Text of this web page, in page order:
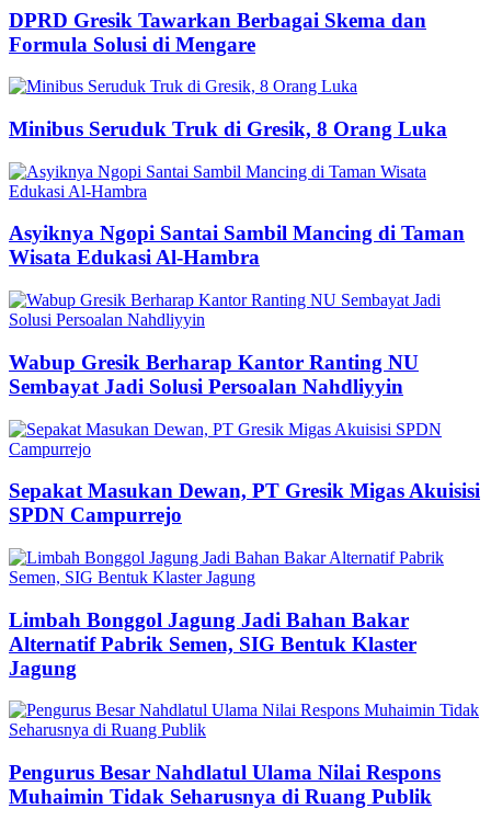
DPRD Gresik Tawarkan Berbagai Skema dan
Formula Solusi di Mengare
Minibus Seruduk Truk di Gresik, 8 Orang Luka
Asyiknya Ngopi Santai Sambil Mancing di Taman
Wisata Edukasi Al-Hambra
Wabup Gresik Berharap Kantor Ranting NU
Sembayat Jadi Solusi Persoalan Nahdliyyin
Sepakat Masukan Dewan, PT Gresik Migas Akuisisi
SPDN Campurrejo
Limbah Bonggol Jagung Jadi Bahan Bakar
Alternatif Pabrik Semen, SIG Bentuk Klaster
Jagung
Pengurus Besar Nahdlatul Ulama Nilai Respons
Muhaimin Tidak Seharusnya di Ruang Publik